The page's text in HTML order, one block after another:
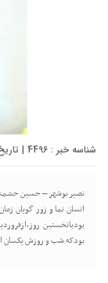
شناسه خبر : 4496 | تاریخ انتشار : ۲۵ اسفند ۱۳۹۹ - ۱۹:۰۴ | تعداد دیدگاه :
نصیر بوشهر – حسین
انسان نما و زور گویان
بودبانخستین
بودکه شب و روزش یکسان